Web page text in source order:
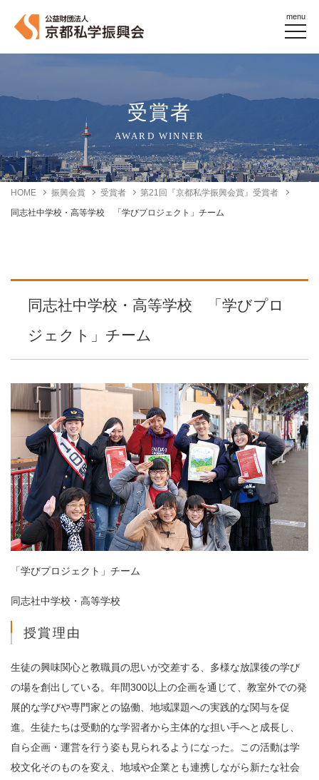
menu
受賞者
AWARD WINNER
HOME 振興会賞 受賞者
第21回『京都私学振興会賞』受賞者
同志社中学校・高等学校 「学びプロジェクト」チーム
同志社中学校・高等学校 「学びプロ
ジェクト」チーム
「学びプロジェクト」チーム
同志社中学校・高等学校
授賞理由
生徒の興味関心と教職員の思いが交差する、多様な放課後の学び
の場を創出している。年間300以上の企画を通じて、教室外での発
展的な学びや専門家との協働、地域課題への実践的な関与を促
進。生徒たちは受動的な学習者から主体的な担い手へと成長し、
自ら企画・運営を行う姿も見られるようになった。この活動は学
校文化そのものを変え、地域や企業とも連携しながら新たな社会